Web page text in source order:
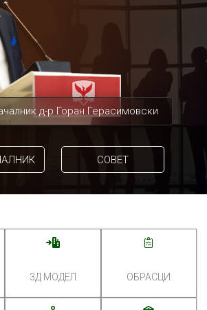
д-р Горан Герасимовски
СОВЕТ
3Д МОДЕЛ ОБРАСЦИ